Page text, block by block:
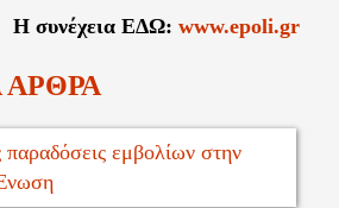
Η συνέχεια ΕΔΩ:www.epoli.gr
ΑΡΘΡΑ